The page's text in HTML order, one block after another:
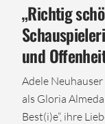
„Richtig
und
Adele
als Gloria
Best(i)e“, ihre